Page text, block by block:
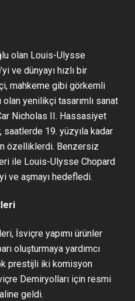
olan Louis-Ulysse
ve dünyayı hızlı bir
mahkeme gibi görkemli
olan yenilikçi tasarımlı sanat
Nicholas II. Hassasiyet
19. yüzyıla kadar
özelliklerdi. Benzersiz
ile Louis-Ulysse Chopard
ve aşmayı hedefledi.
İsviçre yapımı ürünler
oluşturmaya yardımcı
prestijli iki komisyon
Demiryolları için resmi
geldi.